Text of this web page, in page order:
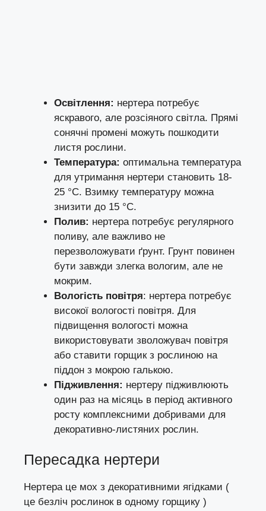
Освітлення: нертера потребує
яскравого, але розсіяного світла. Прямі
сонячні промені можуть пошкодити
листя рослини.
Температура: оптимальна температура
для утримання нертери становить 18-
25 °C. Взимку температуру можна
знизити до 15 °C.
Полив: нертера потребує регулярного
поливу, але важливо не
перезволожувати ґрунт. Грунт повинен
бути завжди злегка вологим, але не
мокрим.
Вологість повітря: нертера потребує
високої вологості повітря. Для
підвищення вологості можна
використовувати зволожувач повітря
або ставити горщик з рослиною на
піддон з мокрою галькою.
Підживлення: нертеру підживлюють
один раз на місяць в період активного
росту комплексними добривами для
декоративно-листяних рослин.
Пересадка нертери
Нертера це мох з декоративними ягідками (
це безліч рослинок в одному горщику )